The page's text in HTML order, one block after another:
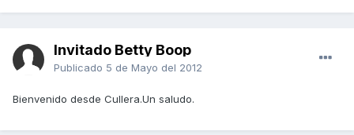
Invitado Betty Boop
Publicado 5 de Mayo del 2012
Bienvenido desde Cullera.Un saludo.